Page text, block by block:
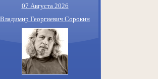
07 Августа 2026
Владимир Георгиевич Сорокин